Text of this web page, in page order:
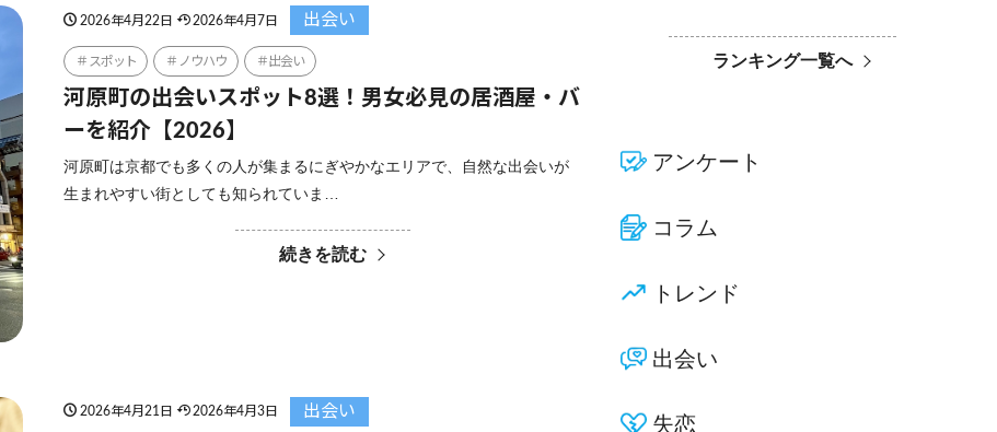
2026年4月22日 2026年4月7日 出会い
スポット ノウハウ 出会い
河原町の出会いスポット8選！男女必見の居酒屋・バ
ーを紹介【2026】
河原町は京都でも多くの人が集まるにぎやかなエリアで、自然な出会いが
生まれやすい街としても知られていま…
続きを読む
2026年4月21日 2026年4月3日 出会い
ランキング一覧へ
アンケート
コラム
トレンド
出会い
失恋